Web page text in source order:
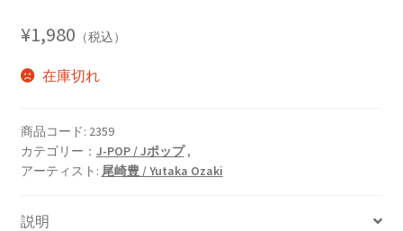
¥1,980 （税込）
在庫切れ
商品コード: 2359
カテゴリー： J-POP / Jポップ,
アーティスト: 尾崎豊 / Yutaka Ozaki
説明